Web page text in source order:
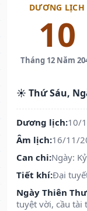
DƯƠNG LỊCH
10
Tháng 12 Năm
☀️ Thứ Sáu,
Dương lịch:10/
Âm lịch:16/11/
Can chi:Ngày:
Tiết khí:Đại
Ngày Thiên
tuyệt vời, cầu tài